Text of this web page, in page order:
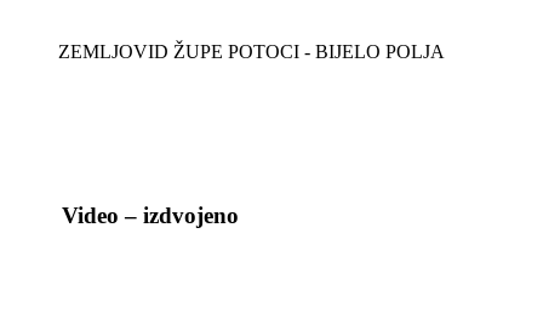
ZEMLJOVID ŽUPE POTOCI - BIJELO POLJA
Video – izdvojeno